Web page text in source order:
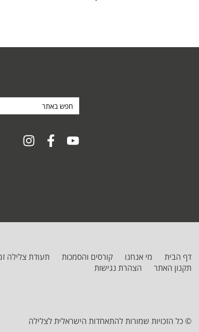
חפש
באתר
דף הבית מי אנחנו קורסים והסמכות תעודת צלילה
תקנון האתר
הצהרת נגישות
© כל הזכויות שמורות להתאחדות הישראלית לצלילה